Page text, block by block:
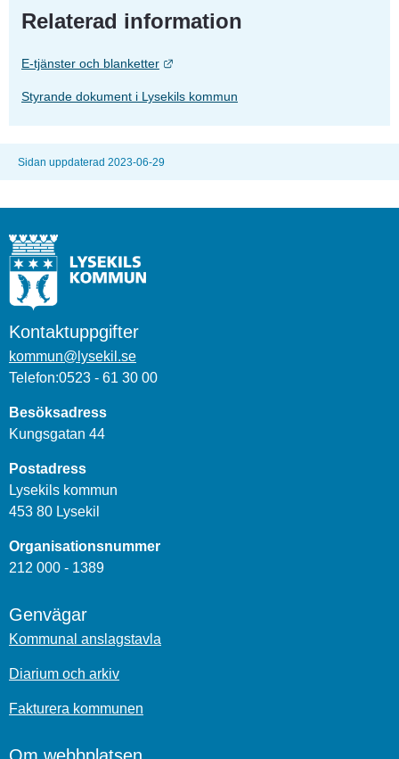
Relaterad information
E-tjänster och blanketter Länk till annan webbplats.
Styrande dokument i Lysekils kommun
Sidan uppdaterad 2023-06-29
Kontaktuppgifter
kommun@lysekil.se
Telefon:0523 - 61 30 00
Besöksadress
Kungsgatan 44
Postadress
Lysekils kommun
453 80 Lysekil
Organisationsnummer
212 000 - 1389
Genvägar
Kommunal anslagstavla
Diarium och arkiv
Fakturera kommunen
Om webbplatsen